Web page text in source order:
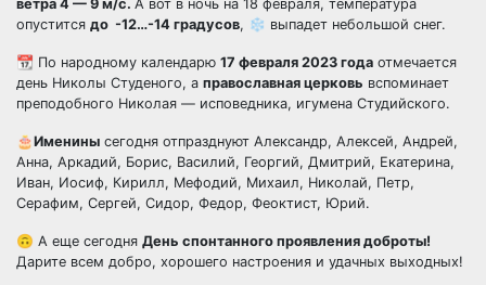
ветра 4 — 9 м/с. А вот в ночь на 18 февраля, температура
опустится до -12…-14 градусов, ❄️ выпадет небольшой снег.
📆 По народному календарю 17 февраля 2023 года отмечается
день Николы Студеного, а православная церковь вспоминает
преподобного Николая — исповедника, игумена Студийского.
🎂Именины сегодня отпразднуют Александр, Алексей, Андрей,
Анна, Аркадий, Борис, Василий, Георгий, Дмитрий, Екатерина,
Иван, Иосиф, Кирилл, Мефодий, Михаил, Николай, Петр,
Серафим, Сергей, Сидор, Федор, Феоктист, Юрий.
🙃 А еще сегодня День спонтанного проявления доброты!
Дарите всем добро, хорошего настроения и удачных выходных!